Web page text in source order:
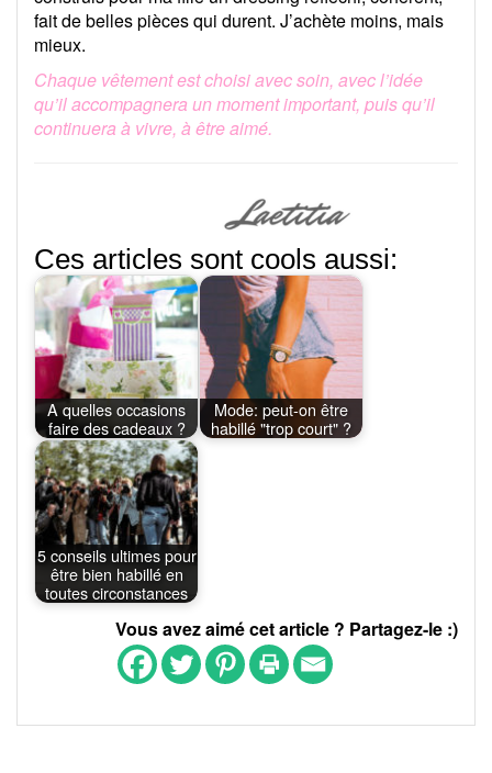
fait de belles pièces qui durent. J’achète moins, mais
mieux.
Chaque vêtement est choisi avec soin, avec l’idée
qu’il accompagnera un moment important, puis qu’il
continuera à vivre, à être aimé.
Ces articles sont cools aussi:
A quelles occasions
faire des cadeaux ?
Mode: peut-on être
habillé "trop court" ?
5 conseils ultimes pour
être bien habillé en
toutes circonstances
Vous avez aimé cet article ? Partagez-le :)